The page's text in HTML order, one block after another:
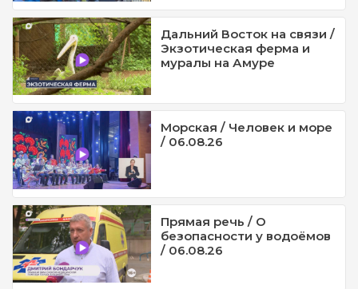
Дальний Восток на связи /
Экзотическая ферма и
муралы на Амуре
Морская / Человек и море
/ 06.08.26
Прямая речь / О
безопасности у водоёмов
/ 06.08.26